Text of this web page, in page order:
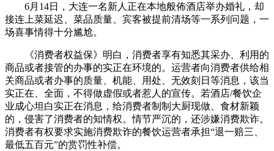
6月14日，大连一名新人正在本地般佈酒店举办婚礼，却
接连上菜延迟、菜品质量、宾客被提前清场等一系列问题，一
场喜事情得十分尴尬。
《消费者权益保》明白，消费者享有知悉其采办、利用的
商品或者接管的办事的实正在环境的。运营者向消费者供给相
关商品或者办事的质量、机能、用处、无效刻日等消息，该当
实正在、全面，不得做虚假或者惹人的宣传。若酒店/餐饮企
业成心坦白实正在消息，给消费者制制大厨现做、食材新颖
的，侵害了消费者的知情权。情节严沉的，还涉嫌消费欺诈。
消费者有权要求实施消费欺诈的餐饮运营者承担“退一赔三、
最低五百元”的赏罚性补偿。